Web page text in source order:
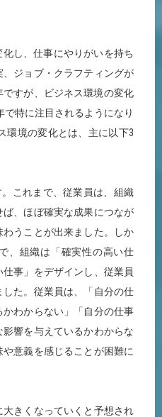
化し、仕事にやりがいを持ち
ジョブ・クラフティングが
すが、ビジネス環境の変化
特に注目されるようになり
環境の変化とは、主に以下3
。これまで、従業員は、組織
、ほぼ確実な成果につなが
うことが出来ました。しか
、組織は「確実性の高い仕
事」をデザインし、従業員
た。従業員は、「自分の仕
わからない」「自分の仕事
響を与えているかわからな
意義を感じることが困難に
きくなっていくと予想され